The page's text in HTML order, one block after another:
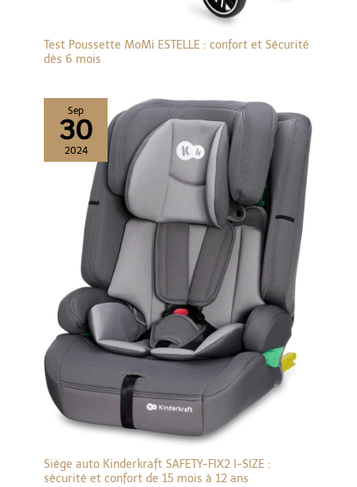
amortisseurs à ressort
de roue avant et deux
amortisseurs à ressort
Test Poussette MoMi ESTELLE : confort et Sécurité
dès 6 mois
Sep
30
2024
Siège auto Kinderkraft SAFETY-FIX2 I-SIZE :
sécurité et confort de 15 mois à 12 ans